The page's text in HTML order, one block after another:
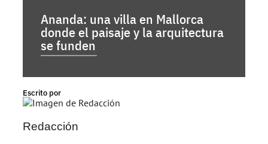
Ananda: una villa en Mallorca
donde el paisaje y la arquitectura
se funden
Escrito por
Redacción